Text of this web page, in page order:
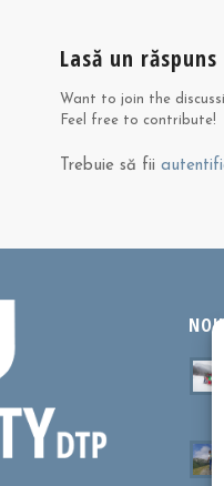
Lasă un răspuns
Want to join the
Feel free to contribute!
Trebuie să fii